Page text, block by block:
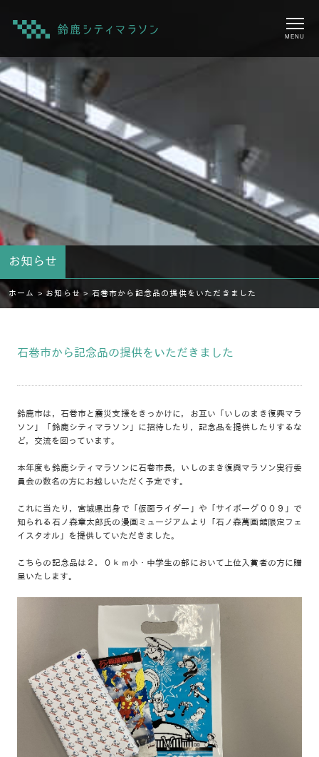
MENU
お知らせ
ホーム > お知らせ > 石巻市から記念品の提供をいただきました
石巻市から記念品の提供をいただきました
鈴鹿市は，石巻市と震災支援をきっかけに，お互い「いしのまき復興マラ
ソン」「鈴鹿シティマラソン」に招待したり，記念品を提供したりするな
ど，交流を図っています。
本年度も鈴鹿シティマラソンに石巻市長，いしのまき復興マラソン実行委
員会の数名の方にお越しいただく予定です。
これに当たり，宮城県出身で「仮面ライダー」や「サイボーグ００９」で
知られる石ノ森章太郎氏の漫画ミュージアムより「石ノ森萬画館限定フェ
イスタオル」を提供していただきました。
こちらの記念品は２．０ｋｍ小・中学生の部において上位入賞者の方に贈
呈いたします。